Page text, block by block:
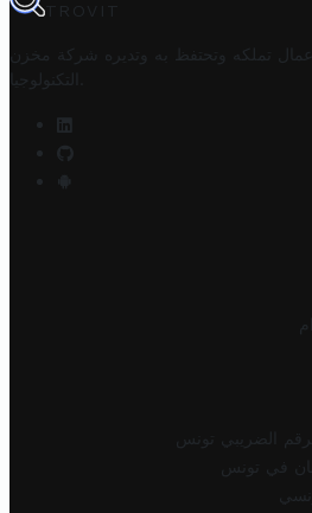
TROVIT
تملكه وتحتفظ به وتديره
شركة مخزن
التكنولوجيا
الضريبي تونس
في تونس